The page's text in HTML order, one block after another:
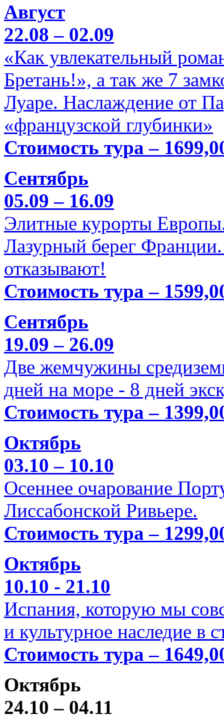
Август
22.08 – 02.09
«Как увлекательный
Бретань!», а так же 7
Луаре. Наслаждение от
«французской глубинки»
Стоимость тура –
Сентябрь
05.09 – 16.09
Элитные курорты
Лазурный берег
отказывают!
Стоимость тура –
Сентябрь
19.09 – 26.09
Две жемчужины
дней на море - 8 дней
Стоимость тура –
Октябрь
03.10 – 10.10
Осеннее очарование
Лиссабонской Ривьере.
Стоимость тура –
Октябрь
10.10 - 21.10
Испания, которую мы
и культурное наследие в
Стоимость тура –
Октябрь
24.10 – 04.11